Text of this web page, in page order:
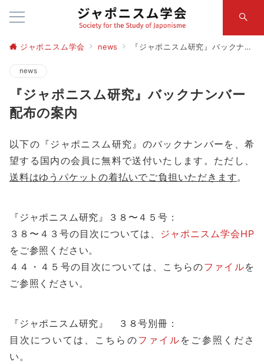
ジャポニスム学会 news 『ジャポニスム研究』バックナンバー配布の案内
news
『ジャポニスム研究』バックナンバー
配布の案内
以下の『ジャポニスム研究』のバックナンバーを、希
望する国内の会員に無料で送付いたします。ただし、
送料はゆうパケットの着払いでご負担いただきます。
『ジャポニスム研究』３８〜４５号：
３８〜４３号の目次については、
ジャポニスム学会HP
をご参照ください。
４４・４５号の目次については、こちらのファイルを
ご参照ください。
『ジャポニスム研究』 ３８号別冊：
目次については、こちらのファイル をご参照くださ
い。